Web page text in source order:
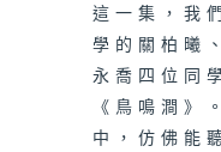
這一集，我
學的關柏曦
永喬四位同
《鳥鳴澗》
中，仿佛能